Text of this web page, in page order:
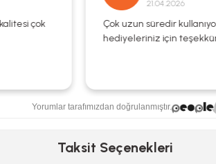
Çok uzun süredir kullanıyorum çok memnunum
hediyeleriniz için teşekkür ediyorum ❤️🌺
Yorumlar tarafımızdan doğrulanmıştır.
Taksit Seçenekleri